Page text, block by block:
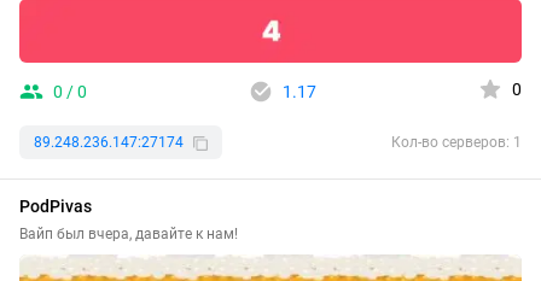
0 / 0 1.17 0
89.248.236.147:27174 Кол-во серверов: 1
PodPivas
Вайп был вчера, давайте к нам!